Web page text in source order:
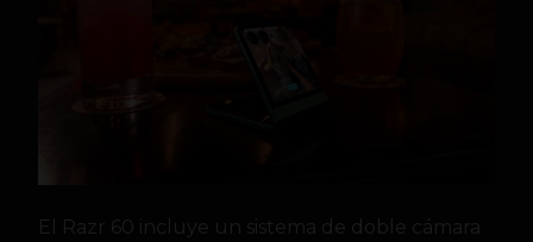
El Razr 60 incluye un sistema de doble cámara